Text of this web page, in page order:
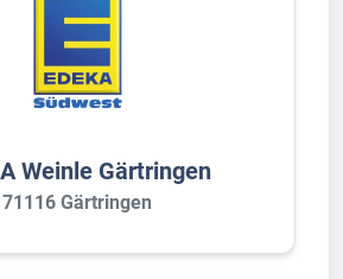
Weinle Gärtringen
71116 Gärtringen